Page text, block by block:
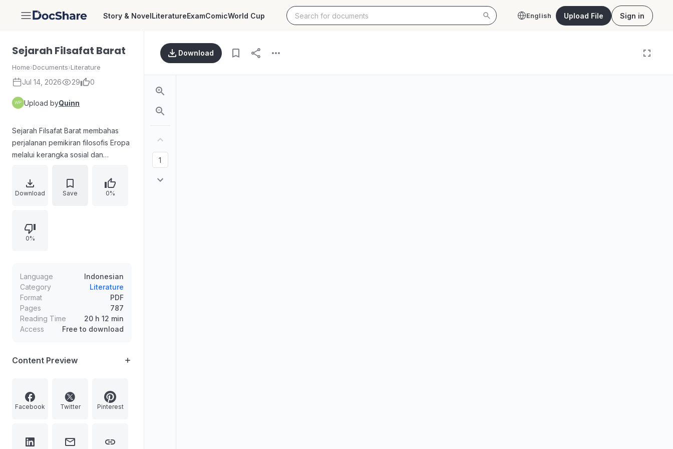
DocShare Story & NovelLiteratureExamComicWorld Cup English Upload File Sign in
Sejarah Filsafat Barat
Home›Documents›Literature
Jul 14, 2026 29 0
Upload byQuinn
Sejarah Filsafat Barat membahas
perjalanan pemikiran filosofis Eropa
melalui kerangka sosial dan
doktrin serta relevansinya bagi
pemahaman masa lalu. Uraian dipuji
kontekstual, dengan penempatan
gagasan tokoh-tokoh filsafat dalam
Download Save 0%
0%
Language
Indonesian
Category
Literature
Format
PDF
Pages
787
Reading Time
20 h 12 min
Access
Free to download
Content Preview
Facebook Twitter Pinterest
Download